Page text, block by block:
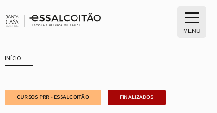
para
MENU
INÍCIO
CURSOS PRR - ESSALCOITÃO FINALIZADOS